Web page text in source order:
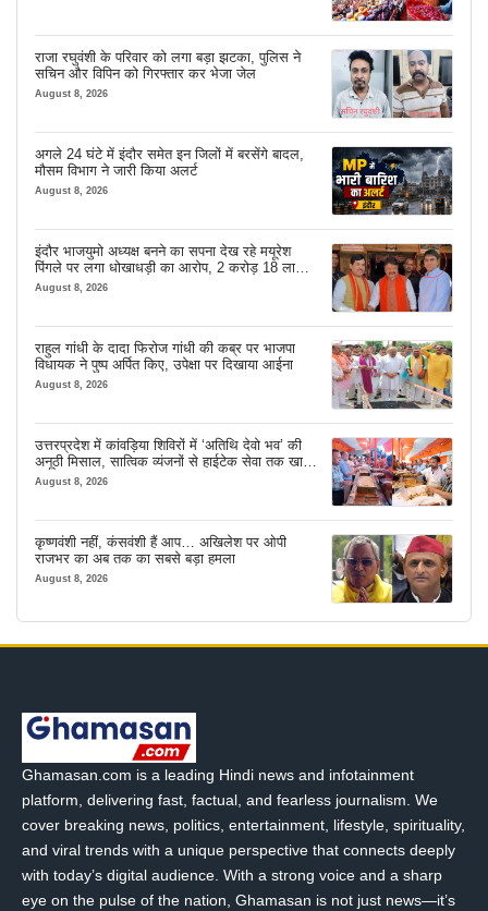
राजा रघुवंशी के परिवार को लगा बड़ा झटका, पुलिस ने
सचिन और विपिन को गिरफ्तार कर भेजा जेल
August 8, 2026
अगले 24 घंटे में इंदौर समेत इन जिलों में बरसेंगे बादल,
मौसम विभाग ने जारी किया अलर्ट
August 8, 2026
इंदौर भाजयुमो अध्यक्ष बनने का सपना देख रहे मयूरेश
पिंगले पर लगा धोखाधड़ी का आरोप, 2 करोड़ 18 लाख
लेने के बाद भी नहीं दिया जमीन का कब्जा
August 8, 2026
राहुल गांधी के दादा फिरोज गांधी की कब्र पर भाजपा
विधायक ने पुष्प अर्पित किए, उपेक्षा पर दिखाया आईना
August 8, 2026
उत्तरप्रदेश में कांवड़िया शिविरों में ‘अतिथि देवो भव’ की
अनूठी मिसाल, सात्विक व्यंजनों से हाईटेक सेवा तक खास
इंतजाम
August 8, 2026
कृष्णवंशी नहीं, कंसवंशी हैं आप… अखिलेश पर ओपी
राजभर का अब तक का सबसे बड़ा हमला
August 8, 2026
Ghamasan.com is a leading Hindi news and infotainment
platform, delivering fast, factual, and fearless journalism. We
cover breaking news, politics, entertainment, lifestyle, spirituality,
and viral trends with a unique perspective that connects deeply
with today’s digital audience. With a strong voice and a sharp
eye on the pulse of the nation, Ghamasan is not just news—it’s